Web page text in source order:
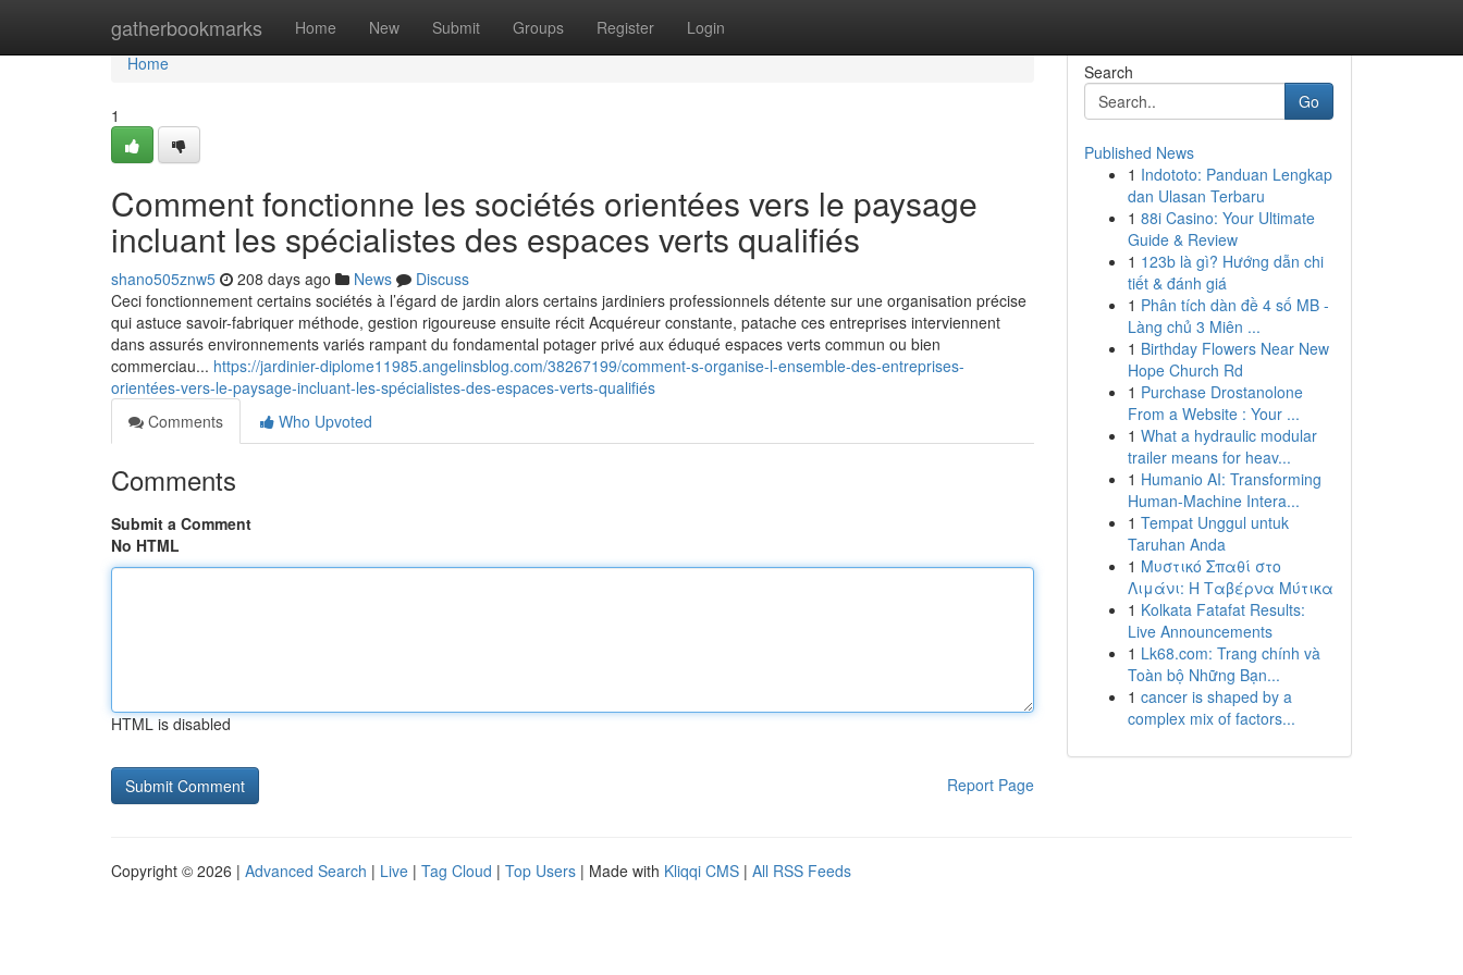
gatherbookmarks Home New Submit Groups Register Login
Home
Home
1
Comment fonctionne les sociétés orientées vers le paysage
incluant les spécialistes des espaces verts qualifiés
shano505znw5 208 days ago News
Discuss
Ceci fonctionnement certains sociétés à l’égard de jardin alors certains jardiniers professionnels détente sur une organisation précise
qui astuce savoir-fabriquer méthode, gestion rigoureuse ensuite récit Acquéreur constante, patache ces entreprises interviennent
dans assurés environnements variés rampant du fondamental potager privé aux éduqué espaces verts commun ou bien
commerciau... https://jardinier-diplome11985.angelinsblog.com/38267199/comment-s-organise-l-ensemble-des-entreprises-
orientées-vers-le-paysage-incluant-les-spécialistes-des-espaces-verts-qualifiés
Comments
Who Upvoted
Comments
Submit a Comment
No HTML
HTML is disabled
Report Page
Search
Go
Published News
1 Indototo: Panduan Lengkap
dan Ulasan Terbaru
1 88i Casino: Your Ultimate
Guide & Review
1 123b là gì? Hướng dẫn chi
tiết & đánh giá
1 Phân tích dàn đề 4 số MB -
Làng chủ 3 Miên ...
1 Birthday Flowers Near New
Hope Church Rd
1 Purchase Drostanolone
From a Website : Your ...
1 What a hydraulic modular
trailer means for heav...
1 Humanio AI: Transforming
Human-Machine Intera...
1 Tempat Unggul untuk
Taruhan Anda
1 Μυστικό Σπαθί στο
Λιμάνι: Η Ταβέρνα Μύτικα
1 Kolkata Fatafat Results:
Live Announcements
1 Lk68.com: Trang chính và
Toàn bộ Những Bạn...
1 cancer is shaped by a
complex mix of factors...
Copyright © 2026 | Advanced Search | Live | Tag Cloud | Top Users | Made with Kliqqi CMS | All RSS Feeds